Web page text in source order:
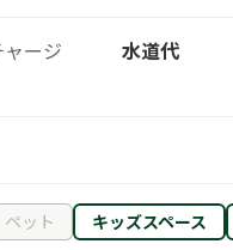
ージ
水道代
ペット キッズスペース